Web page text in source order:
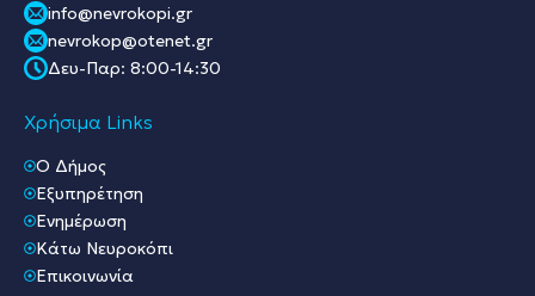
info@nevrokopi.gr
nevrokop@otenet.gr
Δευ-Παρ: 8:00-14:30
Χρήσιμα Links
O Δήμος
Εξυπηρέτηση
Ενημέρωση
Κάτω Νευροκόπι
Επικοινωνία